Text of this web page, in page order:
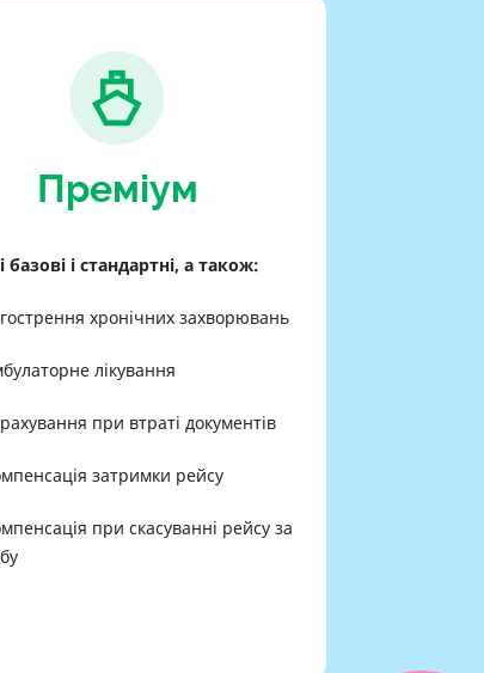
Преміум
базові і стандартні, а також:
хронічних захворювань
лікування
при втраті документів
затримки рейсу
при скасуванні рейсу за